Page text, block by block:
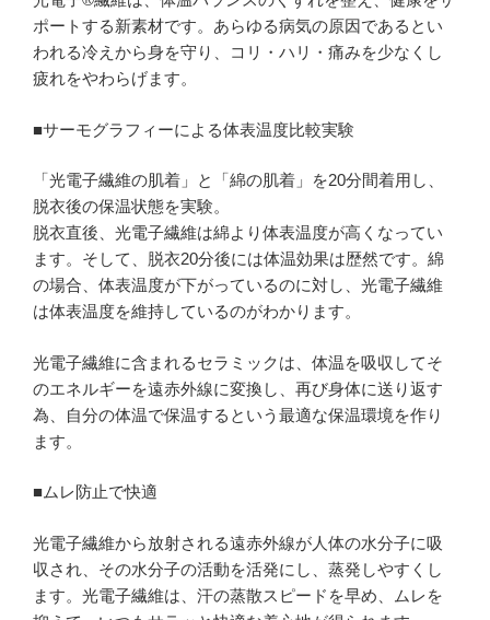
ポートする新素材です。あらゆる病気の原因であるとい
われる冷えから身を守り、コリ・ハリ・痛みを少なくし
疲れをやわらげます。
■サーモグラフィーによる体表温度比較実験
「光電子繊維の肌着」と「綿の肌着」を20分間着用し、
脱衣後の保温状態を実験。
脱衣直後、光電子繊維は綿より体表温度が高くなってい
ます。そして、脱衣20分後には体温効果は歴然です。綿
の場合、体表温度が下がっているのに対し、光電子繊維
は体表温度を維持しているのがわかります。
光電子繊維に含まれるセラミックは、体温を吸収してそ
のエネルギーを遠赤外線に変換し、再び身体に送り返す
為、自分の体温で保温するという最適な保温環境を作り
ます。
■ムレ防止で快適
光電子繊維から放射される遠赤外線が人体の水分子に吸
収され、その水分子の活動を活発にし、蒸発しやすくし
ます。光電子繊維は、汗の蒸散スピードを早め、ムレを